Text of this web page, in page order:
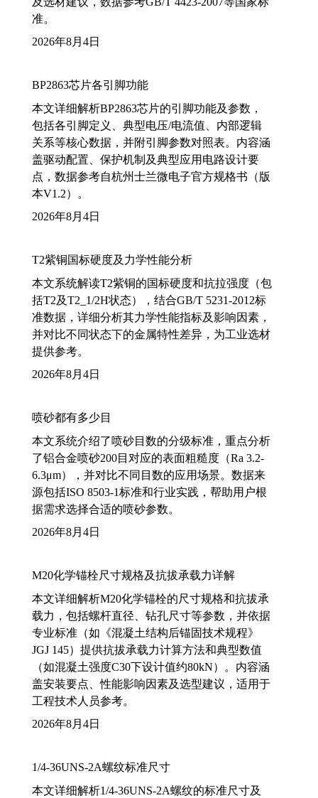
准。
2026年8月4日
BP2863芯片各引脚功能
本文详细解析BP2863芯片的引脚功能及参数，
包括各引脚定义、典型电压/电流值、内部逻辑
关系等核心数据，并附引脚参数对照表。内容涵
盖驱动配置、保护机制及典型应用电路设计要
点，数据参考自杭州士兰微电子官方规格书（版
本V1.2）。
2026年8月4日
T2紫铜国标硬度及力学性能分析
本文系统解读T2紫铜的国标硬度和抗拉强度（包
括T2及T2_1/2H状态），结合GB/T 5231-2012标
准数据，详细分析其力学性能指标及影响因素，
并对比不同状态下的金属特性差异，为工业选材
提供参考。
2026年8月4日
喷砂都有多少目
本文系统介绍了喷砂目数的分级标准，重点分析
了铝合金喷砂200目对应的表面粗糙度（Ra 3.2-
6.3μm），并对比不同目数的应用场景。数据来
源包括ISO 8503-1标准和行业实践，帮助用户根
据需求选择合适的喷砂参数。
2026年8月4日
M20化学锚栓尺寸规格及抗拔承载力详解
本文详细解析M20化学锚栓的尺寸规格和抗拔承
载力，包括螺杆直径、钻孔尺寸等参数，并依据
专业标准（如《混凝土结构后锚固技术规程》
JGJ 145）提供抗拔承载力计算方法和典型数值
（如混凝土强度C30下设计值约80kN）。内容涵
盖安装要点、性能影响因素及选型建议，适用于
工程技术人员参考。
2026年8月4日
1/4-36UNS-2A螺纹标准尺寸
本文详细解析1/4-36UNS-2A螺纹的标准尺寸及